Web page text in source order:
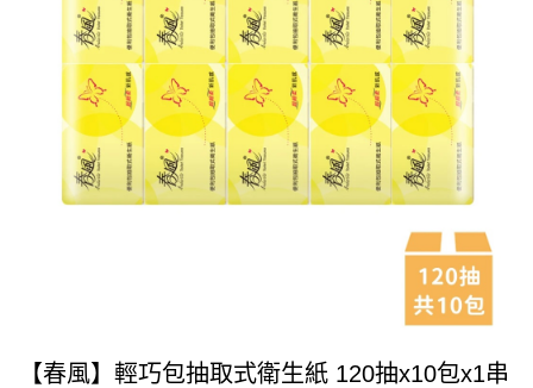
【春風】輕巧包抽取式衛生紙 120抽x10包x1串